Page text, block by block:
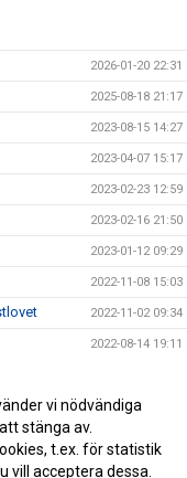
2026-01-20 22:31
2025-08-18 21:17
2023-08-15 14:27
2023-04-07 15:17
2023-02-23 12:59
2023-02-16 21:50
2023-01-12 09:29
2022-11-08 15:03
2022-11-02 09:34
2022-08-14 19:11
vi nödvändiga
stänga av.
t.ex. för statistik
vill acceptera dessa.